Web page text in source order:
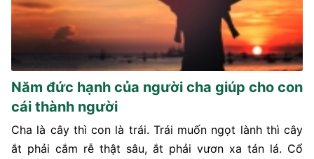
Năm đức hạnh của người cha giúp cho con
cái thành người
Cha là cây thì con là trái. Trái muốn ngọt lành thì cây
ắt phải cắm rễ thật sâu, ắt phải vươn xa tán lá. Cổ